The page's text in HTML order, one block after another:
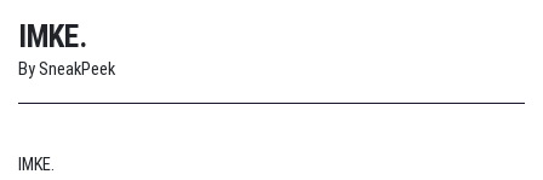
IMKE.
By SneakPeek
IMKE.